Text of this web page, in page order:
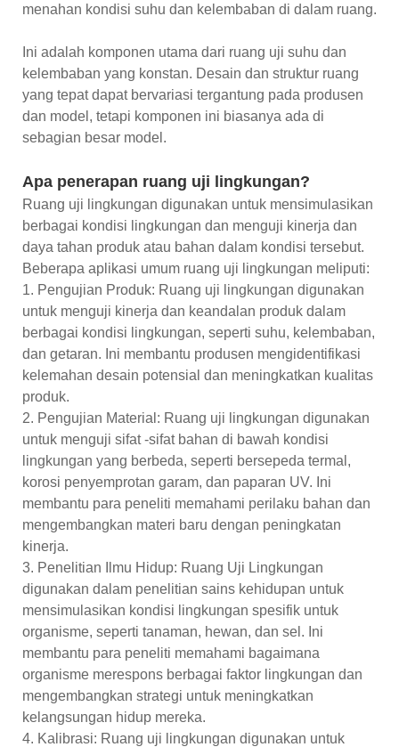
menahan kondisi suhu dan kelembaban di dalam ruang.
Ini adalah komponen utama dari ruang uji suhu dan
kelembaban yang konstan. Desain dan struktur ruang
yang tepat dapat bervariasi tergantung pada produsen
dan model, tetapi komponen ini biasanya ada di
sebagian besar model.
Apa penerapan ruang uji lingkungan?
Ruang uji lingkungan digunakan untuk mensimulasikan
berbagai kondisi lingkungan dan menguji kinerja dan
daya tahan produk atau bahan dalam kondisi tersebut.
Beberapa aplikasi umum ruang uji lingkungan meliputi:
1. Pengujian Produk: Ruang uji lingkungan digunakan
untuk menguji kinerja dan keandalan produk dalam
berbagai kondisi lingkungan, seperti suhu, kelembaban,
dan getaran. Ini membantu produsen mengidentifikasi
kelemahan desain potensial dan meningkatkan kualitas
produk.
2. Pengujian Material: Ruang uji lingkungan digunakan
untuk menguji sifat -sifat bahan di bawah kondisi
lingkungan yang berbeda, seperti bersepeda termal,
korosi penyemprotan garam, dan paparan UV. Ini
membantu para peneliti memahami perilaku bahan dan
mengembangkan materi baru dengan peningkatan
kinerja.
3. Penelitian Ilmu Hidup: Ruang Uji Lingkungan
digunakan dalam penelitian sains kehidupan untuk
mensimulasikan kondisi lingkungan spesifik untuk
organisme, seperti tanaman, hewan, dan sel. Ini
membantu para peneliti memahami bagaimana
organisme merespons berbagai faktor lingkungan dan
mengembangkan strategi untuk meningkatkan
kelangsungan hidup mereka.
4. Kalibrasi: Ruang uji lingkungan digunakan untuk